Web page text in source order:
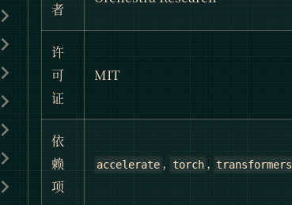
者
许
可
证
MIT
依
赖
项
accelerate , torch , transformers